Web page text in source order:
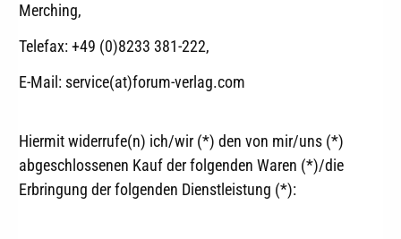
Merching,
Telefax: +49 (0)8233 381-222,
E-Mail: service(at)forum-verlag.com
Hiermit widerrufe(n) ich/wir (*) den von mir/uns (*)
abgeschlossenen Kauf der folgenden Waren (*)/die
Erbringung der folgenden Dienstleistung (*):